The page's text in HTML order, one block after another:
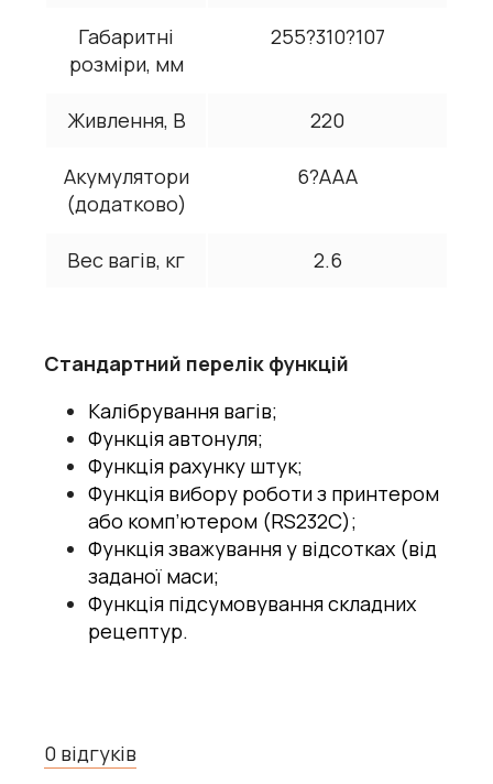
Габаритні
розміри, мм
255?310?107
Живлення, В 220
Акумулятори
(додатково)
6?AAA
Вес вагів, кг 2.6
Стандартний перелік функцій
Калібрування вагів;
Функція автонуля;
Функція рахунку штук;
Функція вибору роботи з принтером
або комп’ютером (RS232C);
Функція зважування у відсотках (від
заданої маси;
Функція підсумовування складних
рецептур.
0 відгуків